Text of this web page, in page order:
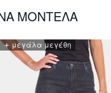
ΜΟΝΤΈΛΑ
+ μεγάλα μεγέθη